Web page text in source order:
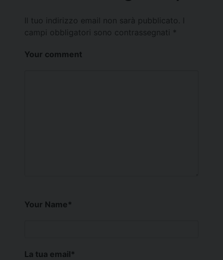
Il tuo indirizzo email non sarà pubblicato.
campi obbligatori sono contrassegnati *
Your comment
Your Name*
La tua email*